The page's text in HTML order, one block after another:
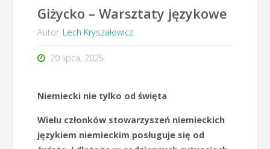
Giżycko – Warsztaty językowe
Autor Lech Kryszałowicz
20 lipca, 2025
Niemiecki nie tylko od święta
Wielu członków stowarzyszeń niemieckich
językiem niemieckim posługuje się od